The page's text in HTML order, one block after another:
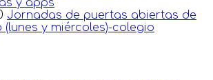
y apps
Jornadas de puertas abiertas de
(lunes y miércoles)-colegio